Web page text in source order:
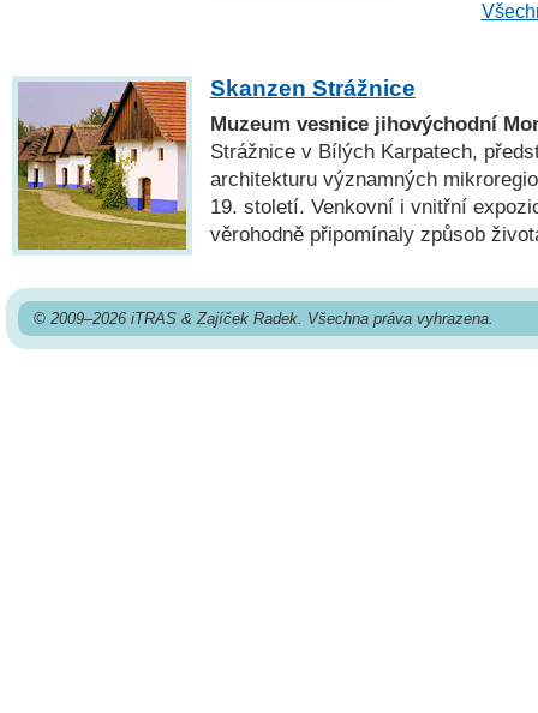
Skanzen Strážnice
Muzeum vesnice jihovýchodní
Strážnice v Bílých Karpatech,
architekturu významných
19. století. Venkovní i vnitřní
věrohodně připomínaly způsob
© 2009–2026 iTRAS & Zajíček Radek. Všechna práva vyhrazena.